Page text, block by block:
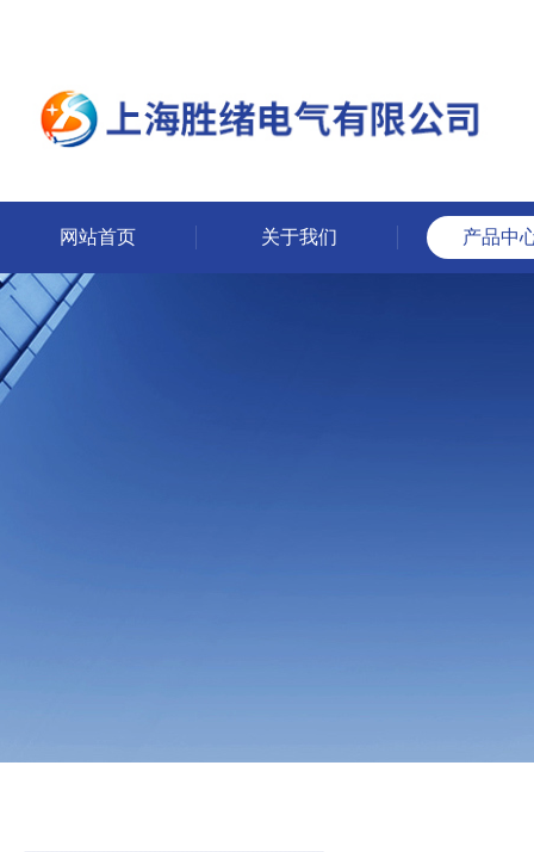
网站首页 关于我们 产品中